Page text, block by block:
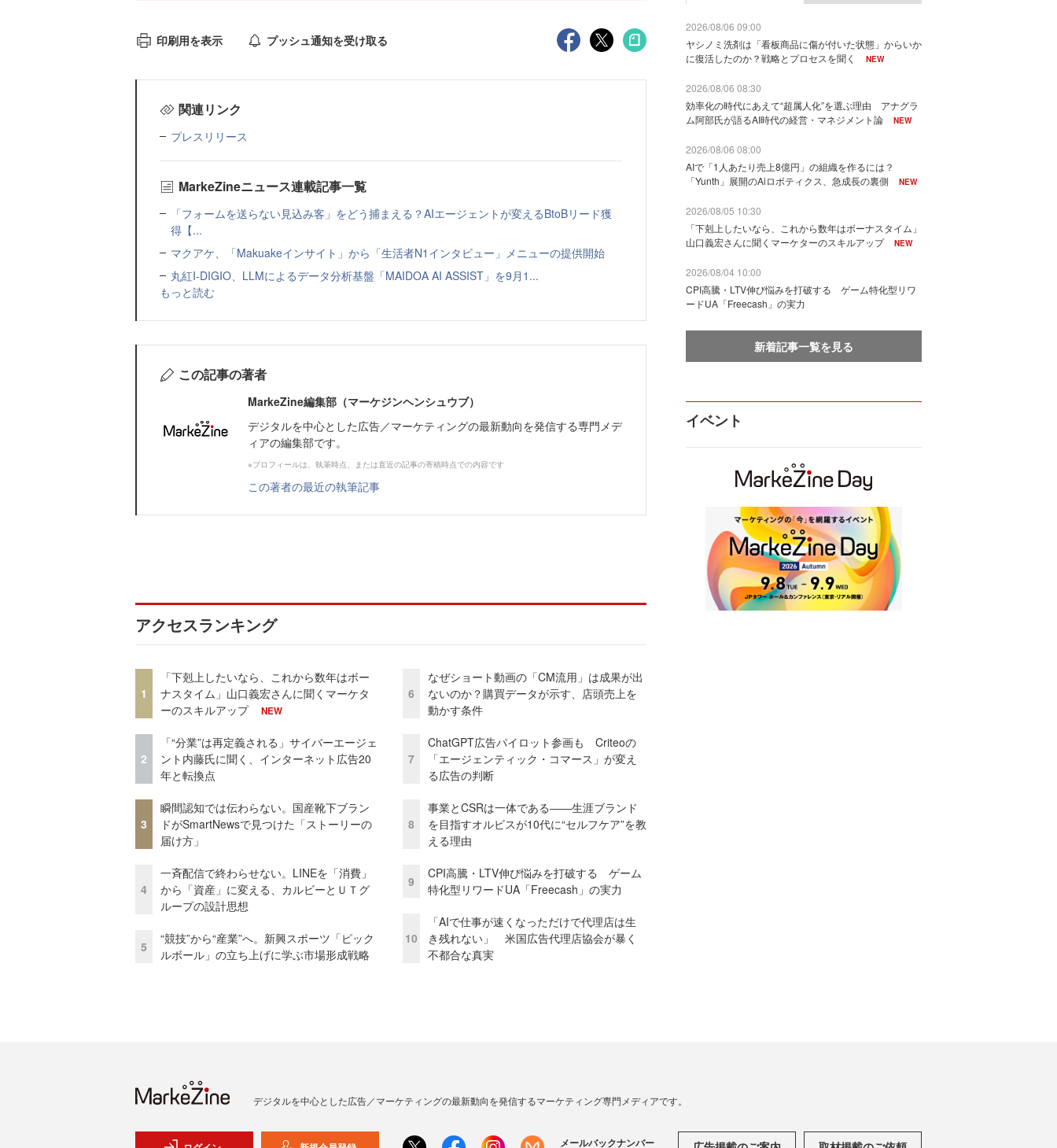
印刷用を表示 プッシュ通知を受け取る
関連リンク
プレスリリース
MarkeZineニュース連載記事一覧
「フォームを送らない見込み客」をどう捕まえる？AIエージェントが変えるBtoBリード獲
得【...
マクアケ、「Makuakeインサイト」から「生活者N1インタビュー」メニューの提供開始
丸紅I-DIGIO、LLMによるデータ分析基盤「MAIDOA AI ASSIST」を9月1...
もっと読む
この記事の著者
MarkeZine編集部（マーケジンヘンシュウブ）
デジタルを中心とした広告／マーケティングの最新動向を発信する専門メデ
ィアの編集部です。
※プロフィールは、執筆時点、または直近の記事の寄稿時点での内容です
この著者の最近の執筆記事
アクセスランキング
1
「下剋上したいなら、これから数年はボー
ナスタイム」山口義宏さんに聞くマーケタ
ーのスキルアップ
NEW
2
「“分業”は再定義される」サイバーエージェ
ント内藤氏に聞く、インターネット広告20
年と転換点
3
瞬間認知では伝わらない。国産靴下ブラン
ドがSmartNewsで見つけた「ストーリーの
届け方」
4
一斉配信で終わらせない。LINEを「消費」
から「資産」に変える、カルビーとＵＴグ
ループの設計思想
5
“競技”から“産業”へ。新興スポーツ「ピック
ルボール」の立ち上げに学ぶ市場形成戦略
6
なぜショート動画の「CM流用」は成果が出
ないのか？購買データが示す、店頭売上を
動かす条件
7
ChatGPT広告パイロット参画も Criteoの
「エージェンティック・コマース」が変え
る広告の判断
8
事業とCSRは一体である――生涯ブランド
を目指すオルビスが10代に“セルフケア”を教
える理由
9
CPI高騰・LTV伸び悩みを打破する ゲーム
特化型リワードUA「Freecash」の実力
10
「AIで仕事が速くなっただけで代理店は生
き残れない」 米国広告代理店協会が暴く
不都合な真実
2026/08/06 09:00
ヤシノミ洗剤は「看板商品に傷が付いた状態」からいか
に復活したのか？戦略とプロセスを聞く
NEW
2026/08/06 08:30
効率化の時代にあえて“超属人化”を選ぶ理由 アナグラ
ム阿部氏が語るAI時代の経営・マネジメント論
NEW
2026/08/06 08:00
AIで「1人あたり売上8億円」の組織を作るには？
「Yunth」展開のAiロボティクス、急成長の裏側
NEW
2026/08/05 10:30
「下剋上したいなら、これから数年はボーナスタイム」
山口義宏さんに聞くマーケターのスキルアップ
NEW
2026/08/04 10:00
CPI高騰・LTV伸び悩みを打破する ゲーム特化型リワ
ードUA「Freecash」の実力
新着記事一覧を見る
イベント
デジタルを中心とした広告／マーケティングの最新動向を発信するマーケティング専門メディアです。
メールバックナンバー